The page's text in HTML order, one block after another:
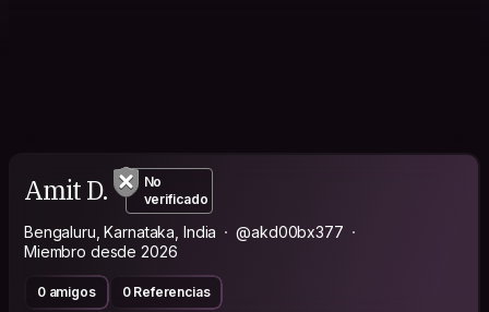
Amit D.
No
verificado
Bengaluru, Karnataka, India
@akd00bx377
Miembro desde 2026
0 amigos 0 Referencias